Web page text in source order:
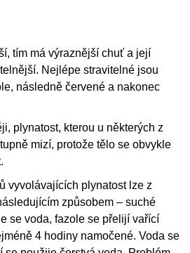
tím má výraznější chuť a její
Nejlépe stravitelné jsou
následně červené a nakonec
plynatost, kterou u některých z
mizí, protože tělo se obvykle
vyvolávajících plynatost lze z
způsobem – suché
se voda, fazole se přelijí vařící
4 hodiny namočené. Voda se